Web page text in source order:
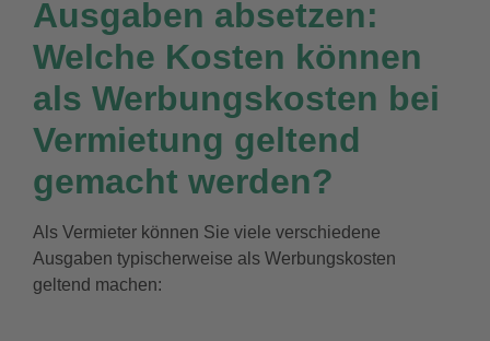
Ausgaben absetzen:
Welche Kosten können
als Werbungskosten bei
Vermietung geltend
gemacht werden?
Als Vermieter können Sie viele verschiedene
Ausgaben typischerweise als Werbungskosten
geltend machen: